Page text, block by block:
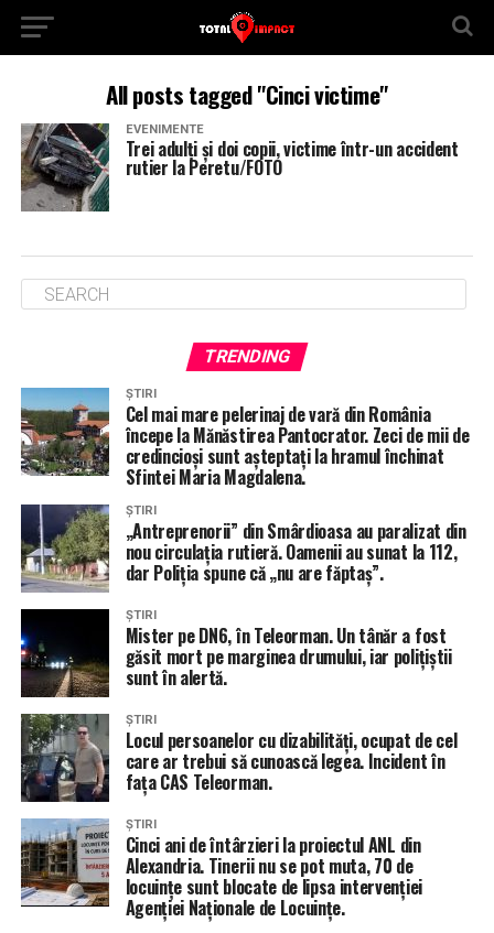
All posts tagged "Cinci victime"
EVENIMENTE
Trei adulți și doi copii, victime într-un accident
rutier la Peretu/FOTO
TRENDING
ȘTIRI
Cel mai mare pelerinaj de vară din România
începe la Mănăstirea Pantocrator. Zeci de mii de
credincioși sunt așteptați la hramul închinat
Sfintei Maria Magdalena.
ȘTIRI
„Antreprenorii” din Smârdioasa au paralizat din
nou circulația rutieră. Oamenii au sunat la 112,
dar Poliția spune că „nu are făptaș”.
ȘTIRI
Mister pe DN6, în Teleorman. Un tânăr a fost
găsit mort pe marginea drumului, iar polițiștii
sunt în alertă.
ȘTIRI
Locul persoanelor cu dizabilități, ocupat de cel
care ar trebui să cunoască legea. Incident în
fața CAS Teleorman.
ȘTIRI
Cinci ani de întârzieri la proiectul ANL din
Alexandria. Tinerii nu se pot muta, 70 de
locuințe sunt blocate de lipsa intervenției
Agenției Naționale de Locuințe.